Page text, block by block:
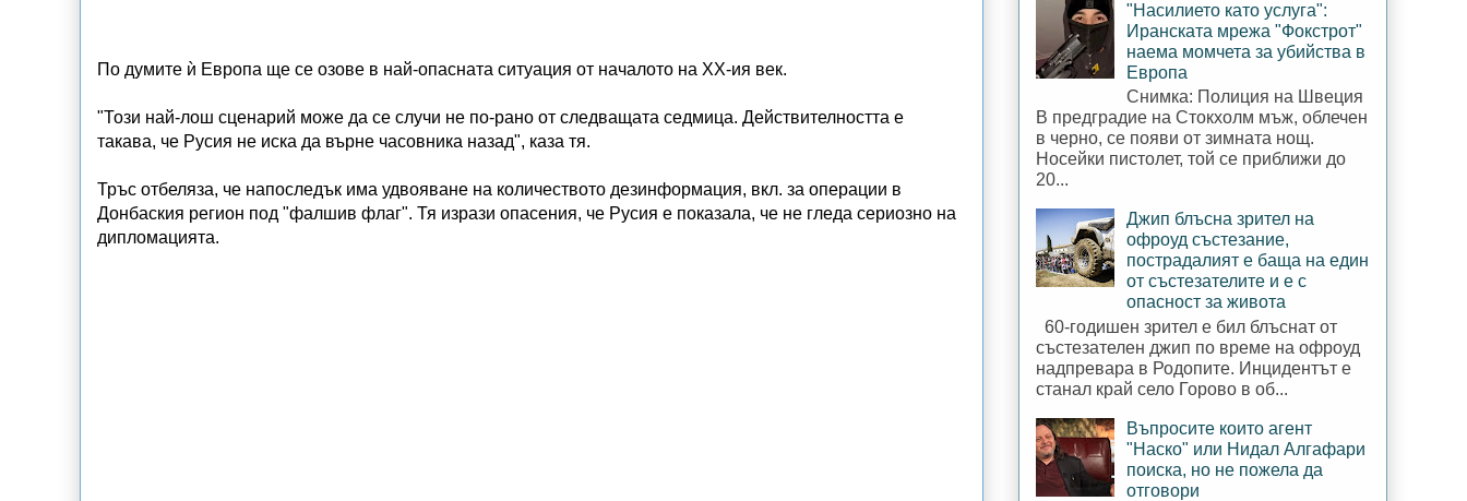
По думите ѝ Европа ще се озове в най-опасната ситуация от началото на ХХ-ия век.
"Този най-лош сценарий може да се случи не по-рано от следващата седмица. Действителността е
такава, че Русия не иска да върне часовника назад", каза тя.
Тръс отбеляза, че напоследък има удвояване на количеството дезинформация, вкл. за операции в
Донбаския регион под "фалшив флаг". Тя изрази опасения, че Русия е показала, че не гледа сериозно на
дипломацията.
"Насилието като услуга":
Иранската мрежа "Фокстрот"
наема момчета за убийства в
Европа
Снимка: Полиция на Швеция
В предградие на Стокхолм мъж, облечен
в черно, се появи от зимната нощ.
Носейки пистолет, той се приближи до
20...
Джип блъсна зрител на
офроуд състезание,
пострадалият е баща на един
от състезателите и е с
опасност за живота
60-годишен зрител е бил блъснат от
състезателен джип по време на офроуд
надпревара в Родопите. Инцидентът е
станал край село Горово в об...
Въпросите които агент
"Наско" или Нидал Алгафари
поиска, но не пожела да
отговори